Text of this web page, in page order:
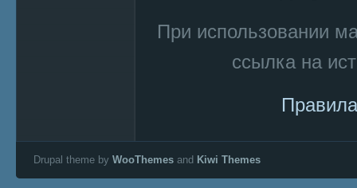
При использовании
ссылка на
Drupal theme by WooThemes and Kiwi Themes